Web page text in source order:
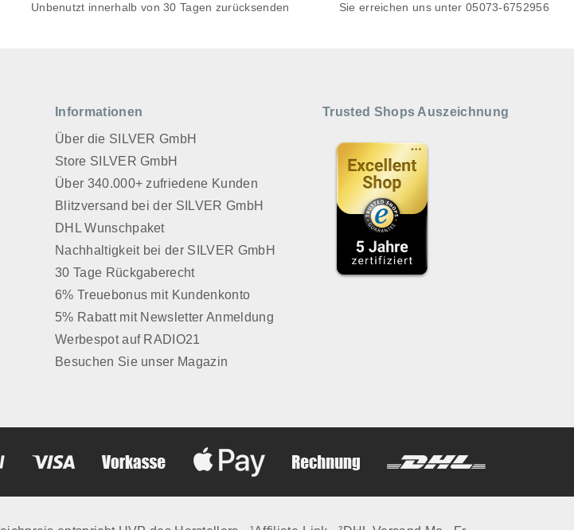
Unbenutzt innerhalb von 30 Tagen zurücksenden Sie erreichen uns unter 05073-6752956
Informationen
Über die SILVER GmbH
Store SILVER GmbH
Über 340.000+ zufriedene Kunden
Blitzversand bei der SILVER GmbH
DHL Wunschpaket
Nachhaltigkeit bei der SILVER GmbH
30 Tage Rückgaberecht
6% Treuebonus mit Kundenkonto
5% Rabatt mit Newsletter Anmeldung
Werbespot auf RADIO21
Besuchen Sie unser Magazin
Trusted Shops Auszeichnung